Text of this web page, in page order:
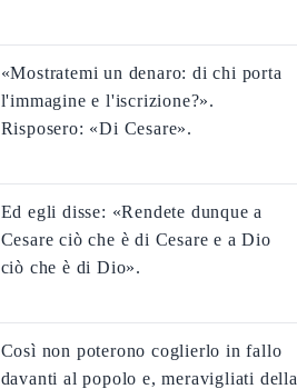
«Mostratemi un denaro: di chi porta
l'immagine e l'iscrizione?».
Risposero: «Di Cesare».
Ed egli disse: «Rendete dunque a
Cesare ciò che è di Cesare e a Dio
ciò che è di Dio».
Così non poterono coglierlo in fallo
davanti al popolo e, meravigliati della